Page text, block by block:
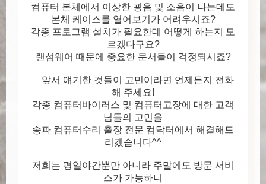
컴퓨터 본체에서 이상한 굉음 및 소음이 나는데도
본체 케이스를 열어보기가 어려우시죠?
각종 프로그램 설치가 필요한데 어떻게 하는지 모
르겠다구요?
랜섬웨어 때문에 중요한 문서들이 걱정되시죠?
앞서 얘기한 것들이 고민이라면 언제든지 전화
해 주세요!
각종 컴퓨터바이러스 및 컴퓨터고장에 대한 고객
님들의 고민을
송파 컴퓨터수리 출장 전문 컴닥터에서 해결해드
리겠습니다^^
저희는 평일야간뿐만 아니라 주말에도 방문 서비
스가 가능하니